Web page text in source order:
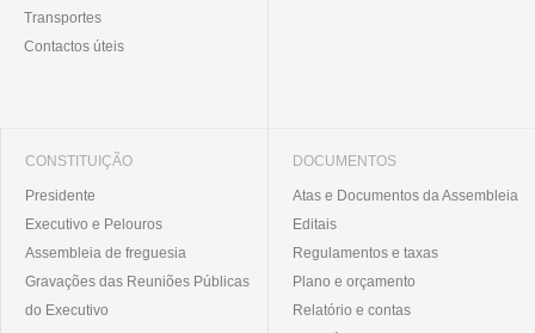
Transportes
Contactos úteis
CONSTITUIÇÃO
Presidente
Executivo e Pelouros
Assembleia de freguesia
Gravações das Reuniões Públicas
do Executivo
DOCUMENTOS
Atas e Documentos da Assembleia
Editais
Regulamentos e taxas
Plano e orçamento
Relatório e contas